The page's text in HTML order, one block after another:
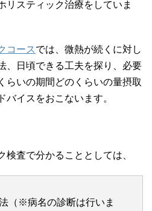
リスティック治療をしていま
コース では、微熱が続くに対し
、日頃できる工夫を探り、必要
らいの期間どのくらいの量摂取
イスをおこないます。
検査で分かることとしては、
（※病名の診断は行いま